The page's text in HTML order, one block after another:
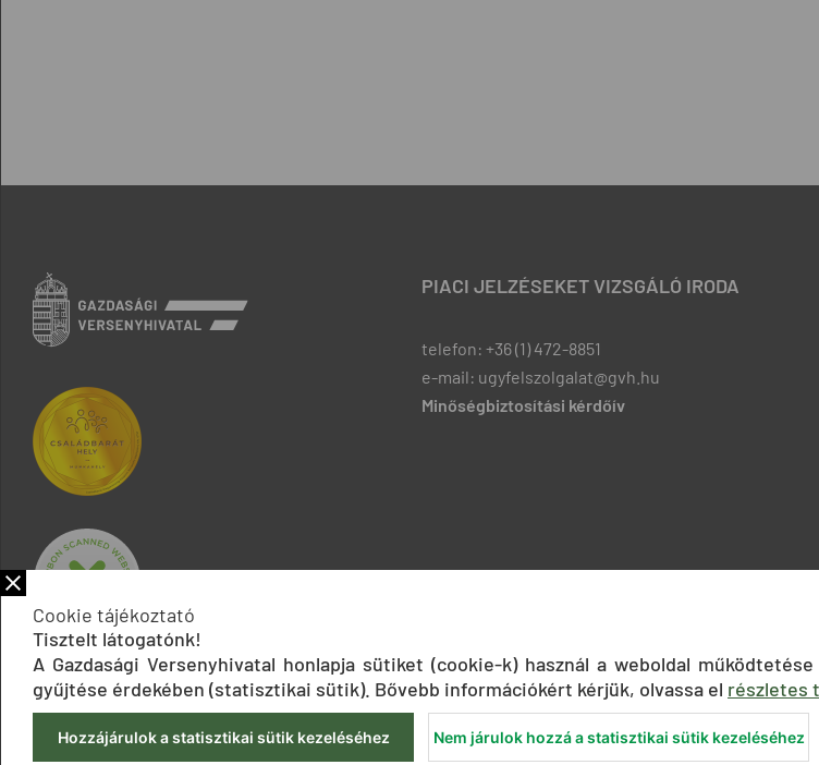
PIACI JELZÉSEKET VIZSGÁLÓ IRODA
telefon: +36 (1) 472-8851
e-mail: ugyfelszolgalat@gvh.hu
Minőségbiztosítási kérdőív
Cookie tájékoztató
Tisztelt látogatónk!
A Gazdasági Versenyhivatal honlapja sütiket (cookie-k) használ a weboldal
gyűjtése érdekében (statisztikai sütik). Bővebb információkért kérjük, olvassa el részletes
Hozzájárulok a statisztikai sütik kezeléséhez Nem járulok hozzá a statisztikai sütik kezeléséhez